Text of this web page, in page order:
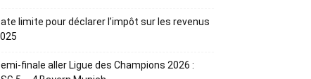
limite pour déclarer l’impôt sur les revenus
finale aller Ligue des Champions 2026 :